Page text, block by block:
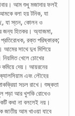
আম শুধু মজাদার ফলই
বলা হয় টনিক, যা
যা স্তন, কোলন ও
জন্য হিতকর। অ্যাজমা,
রক্ত পরিষ্কারক;
আমের সাথে দুধ মিশিয়ে
খেলে চোখের
কমিয়ে দেয়। আয়রনের
ক্যালসিয়াম এবং লৌহের
সচল রাখে। শুষ্কতা
পড়া আর খুশকি রোধেও
কথা না বললেই নয়।
জাতীয় আম খাওয়া যাবে